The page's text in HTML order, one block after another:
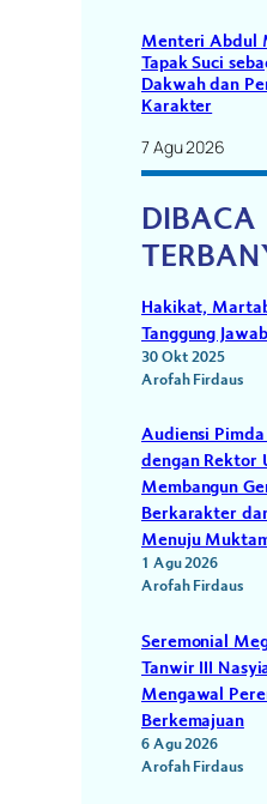
Menteri Abdul
Tapak Suci
Dakwah dan
Karakter
7 Agu 2026
DIBACA
Hakikat,
Tanggung
30 Okt 2025
Arofah Firdaus
Audiensi Pimda
dengan Rektor
Membangun
Berkarakter
Menuju
1 Agu 2026
Arofah Firdaus
Seremonial
Tanwir III
Mengawal
Berkemajuan
6 Agu 2026
Arofah Firdaus